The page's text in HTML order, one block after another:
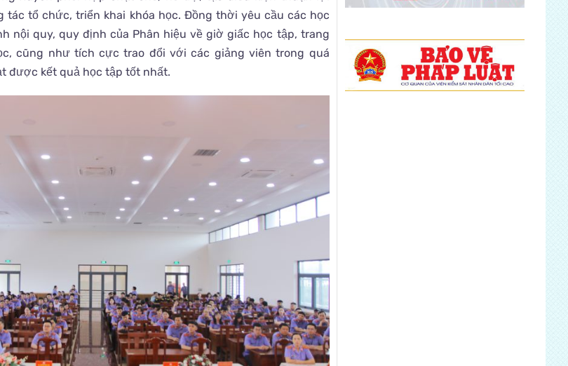
tác tổ chức, triển khai khóa học. Đồng thời yêu cầu các học
nội quy, quy định của Phân hiệu về giờ giấc học tập, trang
cũng như tích cực trao đổi với các giảng viên trong quá
được kết quả học tập tốt nhất.